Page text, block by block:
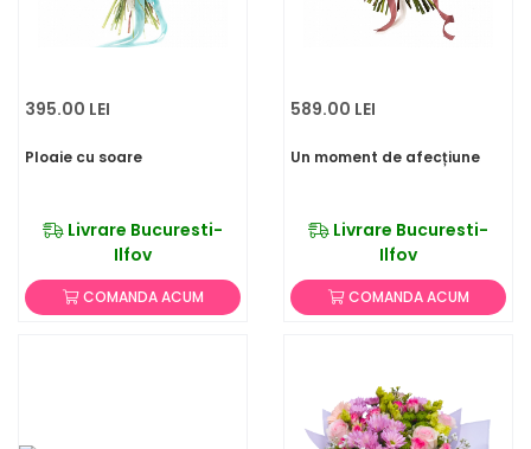
395.00 LEI
Ploaie cu soare
Livrare Bucuresti-
Ilfov
COMANDA ACUM
589.00 LEI
Un moment de afecțiune
Livrare Bucuresti-
Ilfov
COMANDA ACUM